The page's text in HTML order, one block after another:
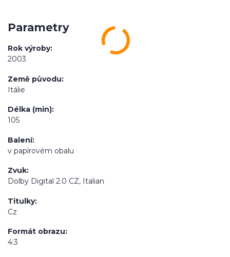
Parametry
Rok výroby
2003
Země původu
Itálie
Délka (min)
105
Balení
v papírovém obalu
Zvuk
Dolby Digital 2.0 CZ, Italian
Titulky
Cz
Formát obrazu
4:3